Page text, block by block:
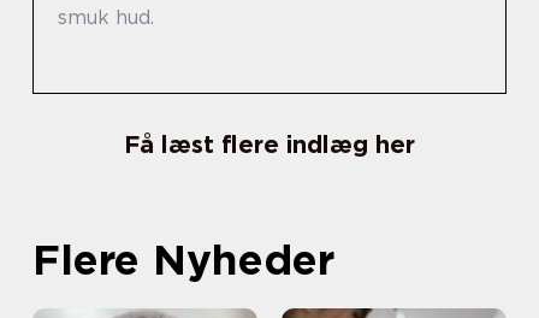
smuk hud.
Få læst flere indlæg her
Flere Nyheder